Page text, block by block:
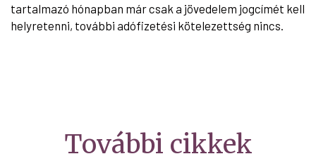
tartalmazó hónapban már csak a jövedelem jogcímét kell
helyretenni, további adófizetési kötelezettség nincs.
További cikkek